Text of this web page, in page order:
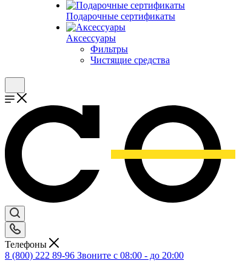
Подарочные сертификаты
Аксессуары
Фильтры
Чистящие средства
Телефоны
8 (800) 222 89-96 Звоните с 08:00 - до 20:00